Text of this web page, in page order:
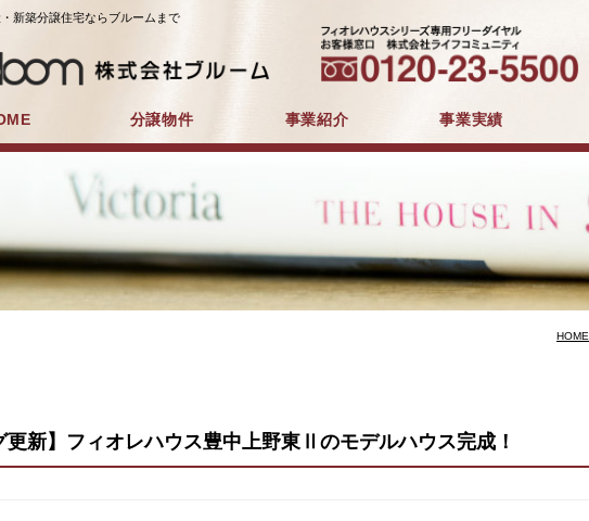
新築分譲住宅ならブルームまで
分譲物件 事業紹介 事業実績
HOME
更新】フィオレハウス豊中上野東Ⅱのモデルハウス完成！